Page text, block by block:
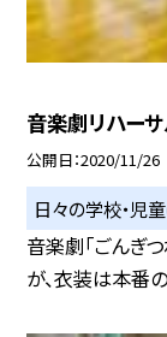
音楽劇リハー
公開日 2020/11/26
日々の学校・児
音楽劇「ごんぎ
が、衣装は本番